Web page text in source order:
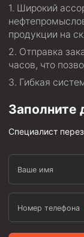
приготовления
Патрубки
Краны
Устройство
Переводники
Кольца
Клапаны
Широкий
продукции на
Отправка
часов, что
Гибкая
Заполните
Специалист
Ваше имя
Номер телефона